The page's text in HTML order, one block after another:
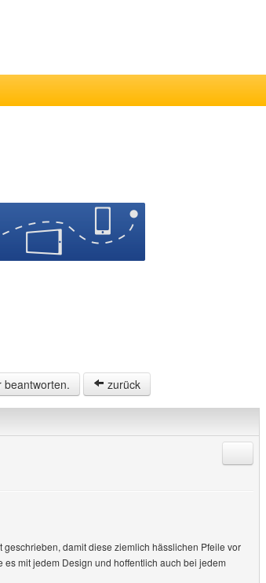
beantworten. zurück
damit diese ziemlich hässlichen Pfeile vor
mit jedem Design und hoffentlich auch bei jedem